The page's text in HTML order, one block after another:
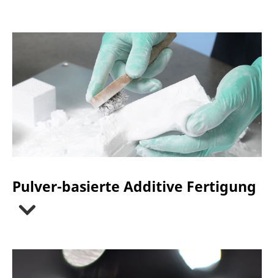
Pulver-basierte Additive Fertigung